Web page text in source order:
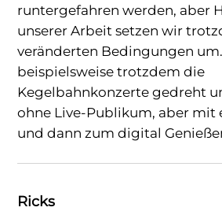
runtergefahren werden, aber
unserer Arbeit setzen wir
veränderten Bedingungen
beispielsweise trotzdem die
Kegelbahnkonzerte gedreht
ohne Live-Publikum, aber mit
und dann zum digital
Ricks